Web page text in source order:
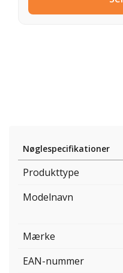
Nøglespecifikationer
Produkttype
Modelnavn
Mærke
EAN-nummer